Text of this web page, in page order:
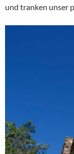
und tranken unser